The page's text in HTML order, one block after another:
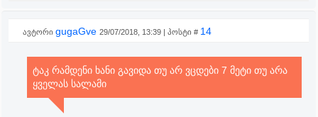
ავტორი gugaGve 29/07/2018, 13:39 | პოსტი # 14
ტაკ რამდენი ხანი გავიდა თუ არ ვცდები 7 მეტი თუ არა
ყველას სალამი